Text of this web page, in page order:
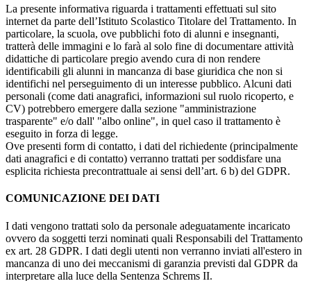
La presente informativa riguarda i trattamenti effettuati sul sito
internet da parte dell’Istituto Scolastico Titolare del Trattamento. In
particolare, la scuola, ove pubblichi foto di alunni e insegnanti,
tratterà delle immagini e lo farà al solo fine di documentare attività
didattiche di particolare pregio avendo cura di non rendere
identificabili gli alunni in mancanza di base giuridica che non si
identifichi nel perseguimento di un interesse pubblico. Alcuni dati
personali (come dati anagrafici, informazioni sul ruolo ricoperto, e
CV) potrebbero emergere dalla sezione "amministrazione
trasparente" e/o dall' "albo online", in quel caso il trattamento è
eseguito in forza di legge.
Ove presenti form di contatto, i dati del richiedente (principalmente
dati anagrafici e di contatto) verranno trattati per soddisfare una
esplicita richiesta precontrattuale ai sensi dell’art. 6 b) del GDPR.
COMUNICAZIONE DEI DATI
I dati vengono trattati solo da personale adeguatamente incaricato
ovvero da soggetti terzi nominati quali Responsabili del Trattamento
ex art. 28 GDPR. I dati degli utenti non verranno inviati all'estero in
mancanza di uno dei meccanismi di garanzia previsti dal GDPR da
interpretare alla luce della Sentenza Schrems II.